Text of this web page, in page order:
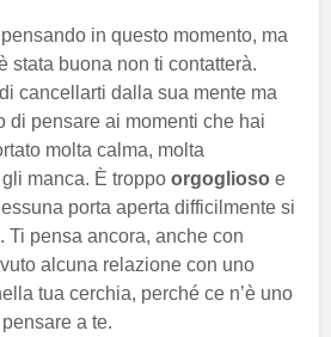
in questo momento, ma
stata buona non ti contatterà.
cancellarti dalla sua mente ma
di pensare ai momenti che hai
molta calma, molta
manca. È troppo orgoglioso e
porta aperta difficilmente si
Ti pensa ancora, anche con
alcuna relazione con uno
tua cerchia, perché ce n’è uno
a te.